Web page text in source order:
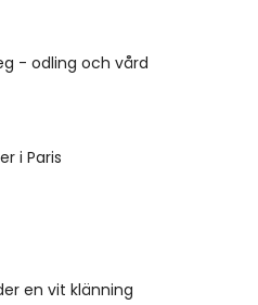
- odling och vård
i Paris
en vit klänning